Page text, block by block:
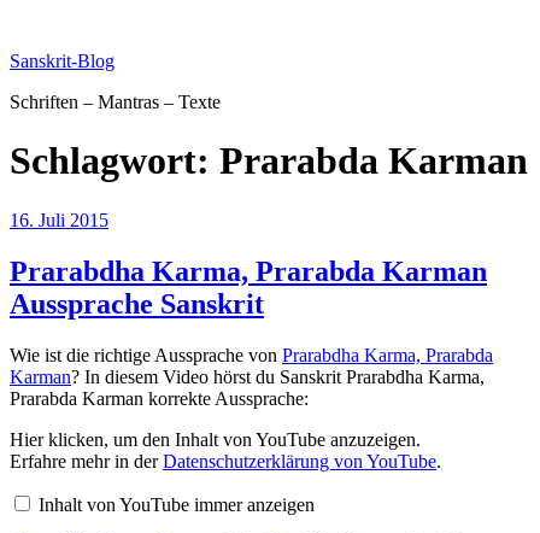
springen
Sanskrit-Blog
Schriften – Mantras – Texte
Schlagwort: Prarabda Karman
Veröffentlicht
16. Juli 2015
Prarabdha Karma, Prarabda Karman
Aussprache Sanskrit
Wie ist die richtige Aussprache von Prarabdha Karma, Prarabda
Karman? In diesem Video hörst du Sanskrit Prarabdha Karma,
Prarabda Karman korrekte Aussprache:
„Prarabdha
Karma
Pronunciation
Karman
Hier klicken, um den Inhalt von YouTube anzuzeigen.
Erfahre mehr in derDatenschutzerklärung von YouTube.
Inhalt von YouTube immer anzeigen